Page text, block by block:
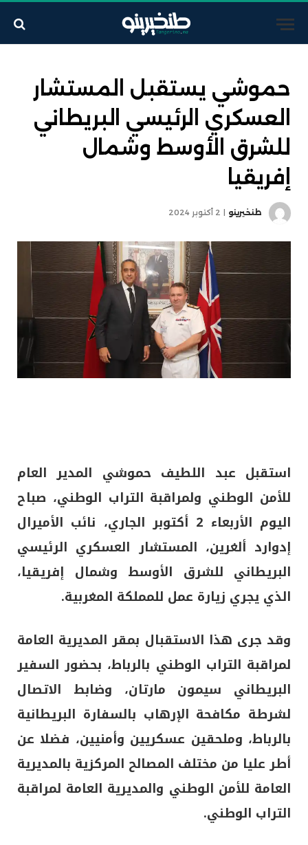
حموشي يستقبل المستشار
العسكري الرئيسي البريطاني
للشرق الأوسط وشمال
إفريقيا
طنخيرينو 2 أكتوبر 2024
استقبل عبد اللطيف حموشي المدير العام
للأمن الوطني ولمراقبة التراب الوطني، صباح
اليوم الأربعاء 2 أكتوبر الجاري، نائب الأميرال
إدوارد ألغرين، المستشار العسكري الرئيسي
البريطاني للشرق الأوسط وشمال إفريقيا،
الذي يجري زيارة عمل للمملكة المغربية.
وقد جرى هذا الاستقبال بمقر المديرية العامة
لمراقبة التراب الوطني بالرباط، بحضور السفير
البريطاني سيمون مارتان، وضابط الاتصال
لشرطة مكافحة الإرهاب بالسفارة البريطانية
بالرباط، وملحقين عسكريين وأمنيين، فضلا عن
أطر عليا من مختلف المصالح المركزية بالمديرية
العامة للأمن الوطني والمديرية العامة لمراقبة
التراب الوطني.